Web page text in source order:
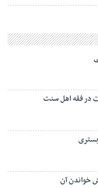
در فقه اهل سنت
خواندن آن